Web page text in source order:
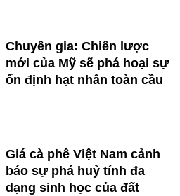
Chuyên gia: Chiến lược
mới của Mỹ sẽ phá hoại sự
ổn định hạt nhân toàn cầu
Giá cà phê Việt Nam cảnh
báo sự phá huỷ tính đa
dạng sinh học của đất